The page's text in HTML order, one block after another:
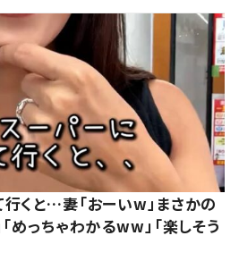
くと…妻「おーいw」まさかの
めっちゃわかるww」「楽しそう